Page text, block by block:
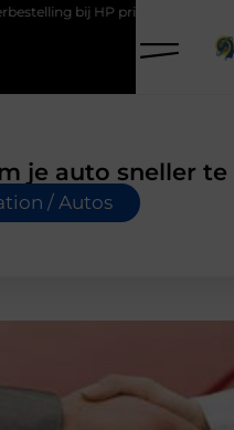
printers Onzichtbare
je auto sneller
/ Autos